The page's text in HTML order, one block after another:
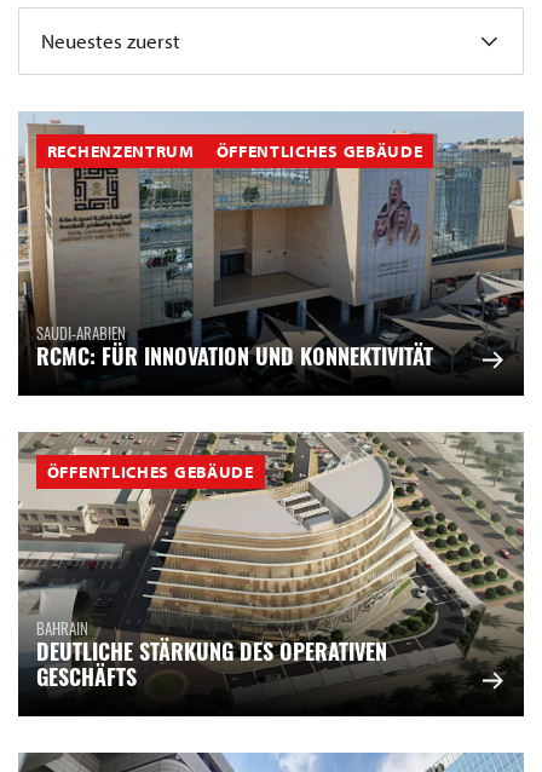
Neuestes zuerst
RECHENZENTRUM ÖFFENTLICHES GEBÄUDE
SAUDI-ARABIEN
RCMC: FÜR INNOVATION UND KONNEKTIVITÄT
ÖFFENTLICHES GEBÄUDE
BAHRAIN
DEUTLICHE STÄRKUNG DES OPERATIVEN
GESCHÄFTS